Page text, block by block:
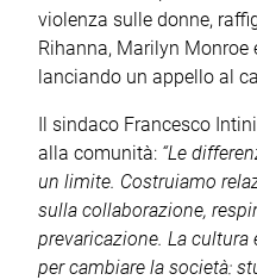
violenza sulle donne,
Rihanna, Marilyn Monroe
lanciando un appello al
Il sindaco Francesco
alla comunità: “Le
un limite. Costruiamo
sulla collaborazione,
prevaricazione. La
per cambiare la società: